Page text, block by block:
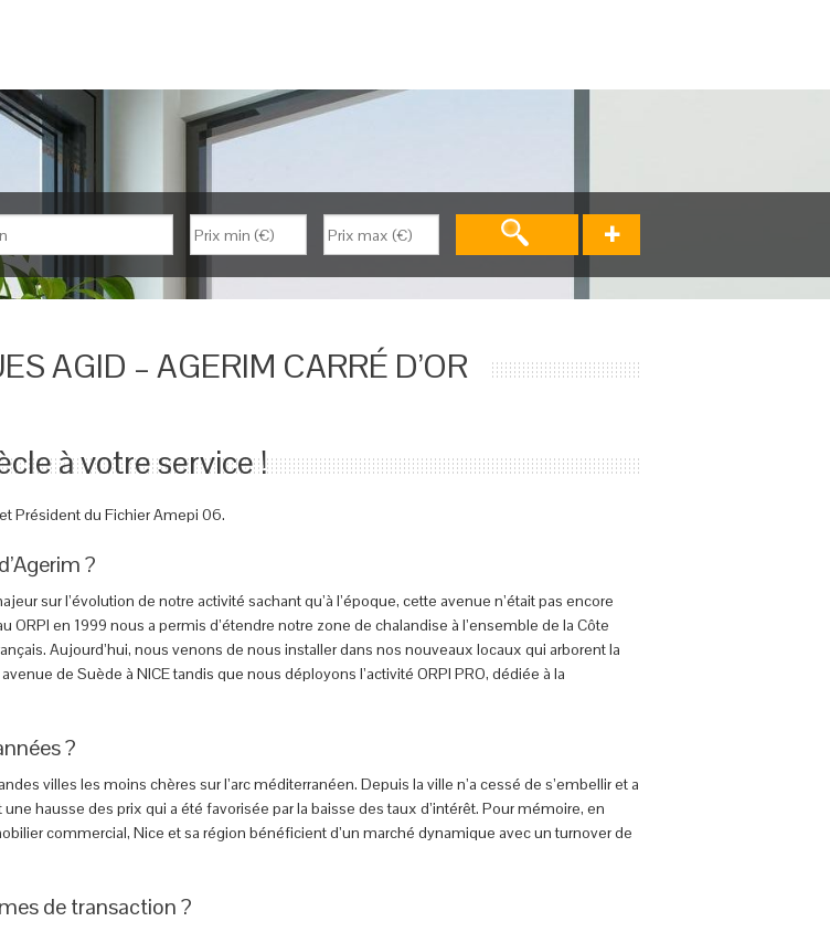
Nb de pièces
+
AGID – AGERIM CARRÉ D’OR
à votre service !
Président du Fichier Amepi 06.
?
sur l’évolution de notre activité sachant qu’à l’époque, cette avenue n’était pas encore
en 1999 nous a permis d’étendre notre zone de chalandise à l’ensemble de la Côte
Aujourd’hui, nous venons de nous installer dans nos nouveaux locaux qui arborent la
de Suède à NICE tandis que nous déployons l’activité ORPI PRO, dédiée à la
?
villes les moins chères sur l’arc méditerranéen. Depuis la ville n’a cessé de s’embellir et a
hausse des prix qui a été favorisée par la baisse des taux d’intérêt. Pour mémoire, en
commercial, Nice et sa région bénéficient d’un marché dynamique avec un turnover de
de transaction ?